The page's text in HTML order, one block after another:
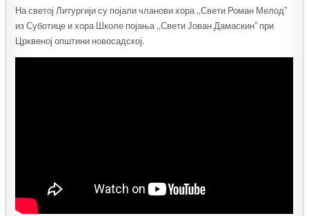
На светој Литургији су појали чланови хора „Свети Роман Мелодˮ
из Суботице и хора Школе појања „Свети Јован Дамаскинˮ при
Црквеној општини новосадској.